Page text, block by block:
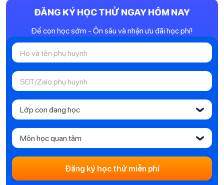
ĐĂNG KÝ HỌC THỬ NGAY HÔM NAY
Để con học sớm - Ôn sâu và nhận ưu đãi học phí!
Lớp con đang học ‹
Môn học quan tâm ‹
Đăng ký học thử miễn phí